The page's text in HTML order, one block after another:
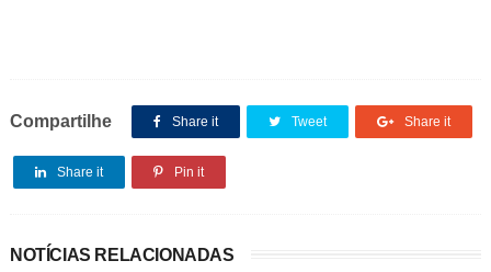
Compartilhe Share it Tweet Share it
Share it Pin it
NOTÍCIAS RELACIONADAS